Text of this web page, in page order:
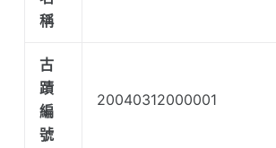
稱
古
蹟
編
號
20040312000001